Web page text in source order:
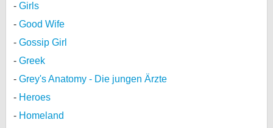
Girls
Good Wife
Gossip Girl
Greek
Grey's Anatomy - Die jungen Ärzte
Heroes
Homeland